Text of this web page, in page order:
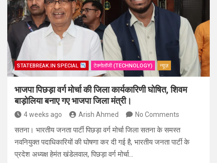
STATEBREAK.IN SPECIAL टेक्नोलॉजी (TECHNOLOGY) न्यूज़
भाजपा पिछड़ा वर्ग मोर्चा की जिला कार्यकारिणी घोषित, शिवम
बाड़ोलिया बनाए गए भाजपा जिला मंत्री।
4 weeks ago Arish Ahmed No Comments
सतना। भारतीय जनता पार्टी पिछड़ा वर्ग मोर्चा जिला सतना के समस्त
नवनियुक्त पदाधिकारियों की घोषणा कर दी गई है, भारतीय जनता पार्टी के
प्रदेश अध्यक्ष हेमंत खंडेलवाल, पिछड़ा वर्ग मोर्चा…